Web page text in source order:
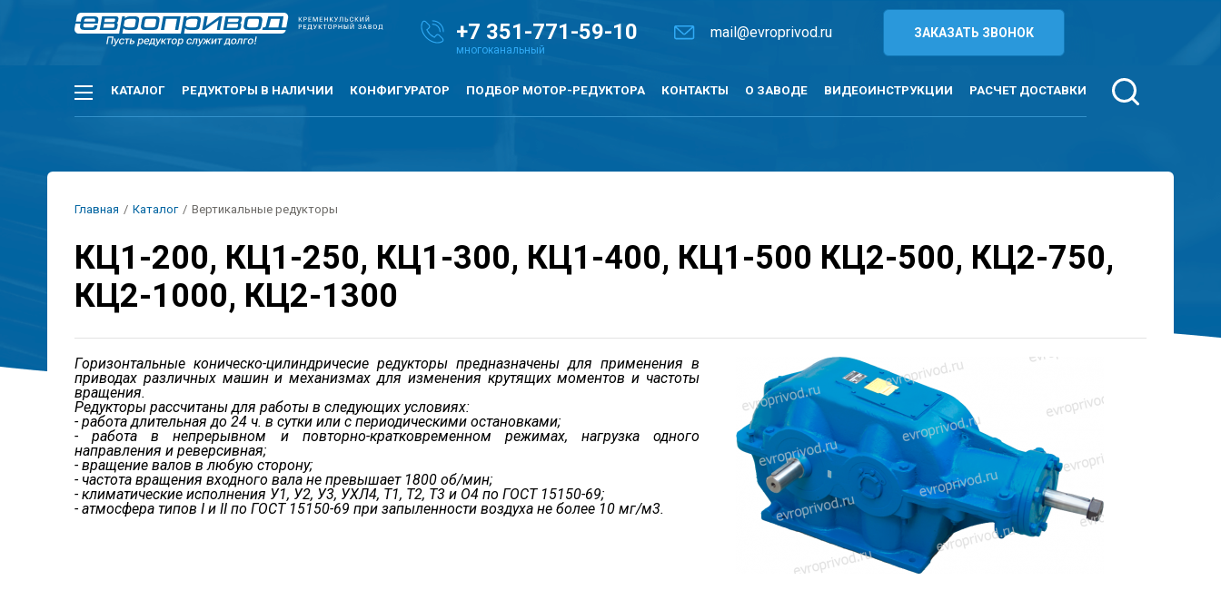
+7 351-771-59-10 mail@evroprivod.ru ЗАКАЗАТЬ ЗВОНОК
Основная
навигация
КАТАЛОГ РЕДУКТОРЫ В НАЛИЧИИ КОНФИГУРАТОР ПОДБОР МОТОР-РЕДУКТОРА КОНТАКТЫ О ЗАВОДЕ ВИДЕОИНСТРУКЦИИ РАСЧЕТ ДОСТАВКИ
Строка
навигации
Главная / Каталог / Вертикальные редукторы
КЦ1-200, КЦ1-250, КЦ1-300, КЦ1-400, КЦ1-500 КЦ2-500, КЦ2-750,
КЦ2-1000, КЦ2-1300
Горизонтальные коническо-цилиндричесие редукторы предназначены для применения в
приводах различных машин и механизмах для изменения крутящих моментов и частоты
вращения.
Редукторы рассчитаны для работы в следующих условиях:
- работа длительная до 24 ч. в сутки или с периодическими остановками;
- работа в непрерывном и повторно-кратковременном режимах, нагрузка одного
направления и реверсивная;
- вращение валов в любую сторону;
- частота вращения входного вала не превышает 1800 об/мин;
- климатические исполнения У1, У2, У3, УХЛ4, Т1, Т2, Т3 и О4 по ГОСТ 15150-69;
- атмосфера типов I и II по ГОСТ 15150-69 при запыленности воздуха не более 10 мг/м3.